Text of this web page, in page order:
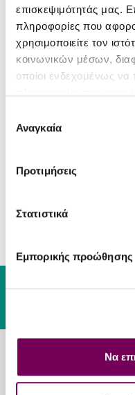
επισκεψιμότητάς μας.
πληροφορίες που
χρησιμοποιείτε τον
κοινωνικών μέσων,
οποίοι ενδεχομένως να
των υπηρεσιών τους.
συγκατάθεσης
Αναγκαία
Προτιμήσεις
Στατιστικά
Εμπορικής προώθησης
Να
Johnnie Walker Black
Gift Card
Λυκούργου